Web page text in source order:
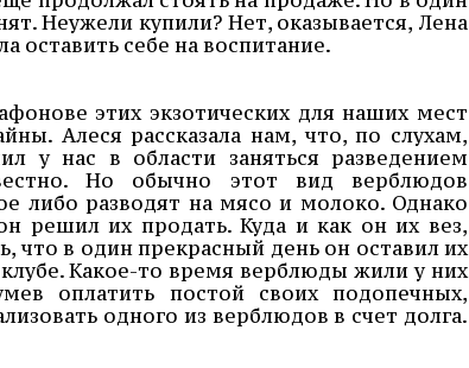
Неужели купили? Нет, оказывается, Лена
оставить себе на воспитание.
этих экзотических для наших мест
Алеся рассказала нам, что, по слухам,
у нас в области заняться разведением
Но обычно этот вид верблюдов
либо разводят на мясо и молоко. Однако
решил их продать. Куда и как он их вез,
что в один прекрасный день он оставил их
Какое-то время верблюды жили у них
оплатить постой своих подопечных,
одного из верблюдов в счет долга.